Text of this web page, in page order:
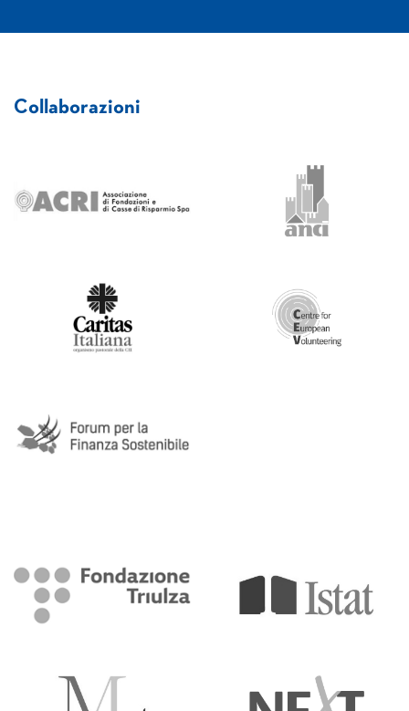
Collaborazioni